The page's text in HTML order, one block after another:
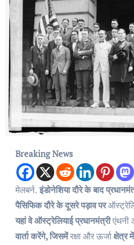
Breaking News
मेलबर्न.इंडोनेशिया दौरे के बाद
पैसिफिक दौरे के दूसरे पड़ाव पर
यहां वे ऑस्ट्रेलियाई प्रधानमंत्रीएंथनी
वार्ता करेंगे, जिसमेंरक्षा और ऊर्जाक्षेत्र